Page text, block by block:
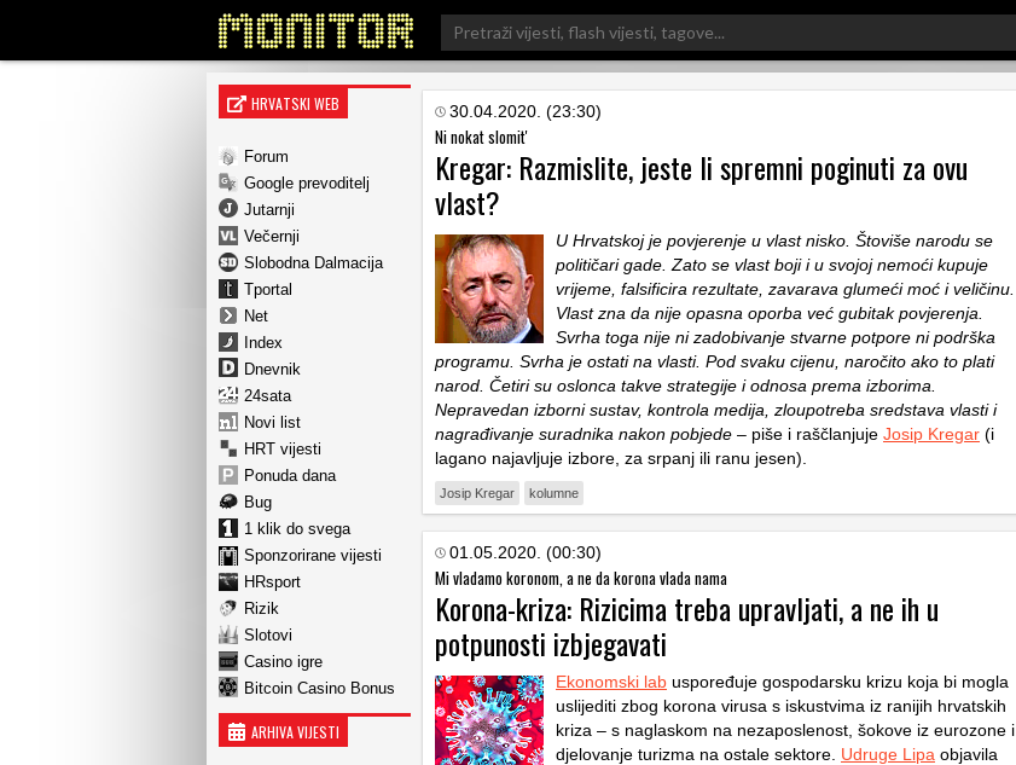
Search
for:
HRVATSKI WEB
Forum
Google prevoditelj
Jutarnji
Večernji
Slobodna Dalmacija
Tportal
Net
Index
Dnevnik
24sata
Novi list
HRT vijesti
Ponuda dana
Bug
1 klik do svega
Sponzorirane vijesti
HRsport
Rizik
Slotovi
Casino igre
Bitcoin Casino Bonus
ARHIVA VIJESTI
30.04.2020. (23:30)
Ni nokat slomit'
Kregar: Razmislite, jeste li spremni poginuti za ovu
vlast?
U Hrvatskoj je povjerenje u vlast nisko. Štoviše narodu se
političari gade. Zato se vlast boji i u svojoj nemoći kupuje
vrijeme, falsificira rezultate, zavarava glumeći moć i veličinu.
Vlast zna da nije opasna oporba već gubitak povjerenja.
Svrha toga nije ni zadobivanje stvarne potpore ni podrška
programu. Svrha je ostati na vlasti. Pod svaku cijenu, naročito ako to plati
narod. Četiri su oslonca takve strategije i odnosa prema izborima.
Nepravedan izborni sustav, kontrola medija, zloupotreba sredstava vlasti i
nagrađivanje suradnika nakon pobjede – piše i raščlanjuje Josip Kregar (i
lagano najavljuje izbore, za srpanj ili ranu jesen).
Josip Kregar kolumne
01.05.2020. (00:30)
Mi vladamo koronom, a ne da korona vlada nama
Korona-kriza: Rizicima treba upravljati, a ne ih u
potpunosti izbjegavati
Ekonomski lab uspoređuje gospodarsku krizu koja bi mogla
uslijediti zbog korona virusa s iskustvima iz ranijih hrvatskih
kriza – s naglaskom na nezaposlenost, šokove iz eurozone i
djelovanje turizma na ostale sektore. Udruge Lipa objavila